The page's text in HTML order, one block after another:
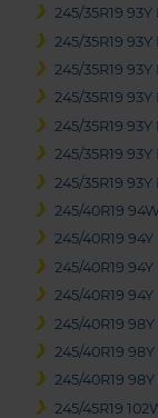
245/35R19
245/35R19
245/35R19
245/35R19
245/35R19
245/35R19
245/35R19
245/40R19
245/40R19 94Y
245/40R19 94Y
245/40R19
245/40R19
245/40R19
245/40R19
245/45R19